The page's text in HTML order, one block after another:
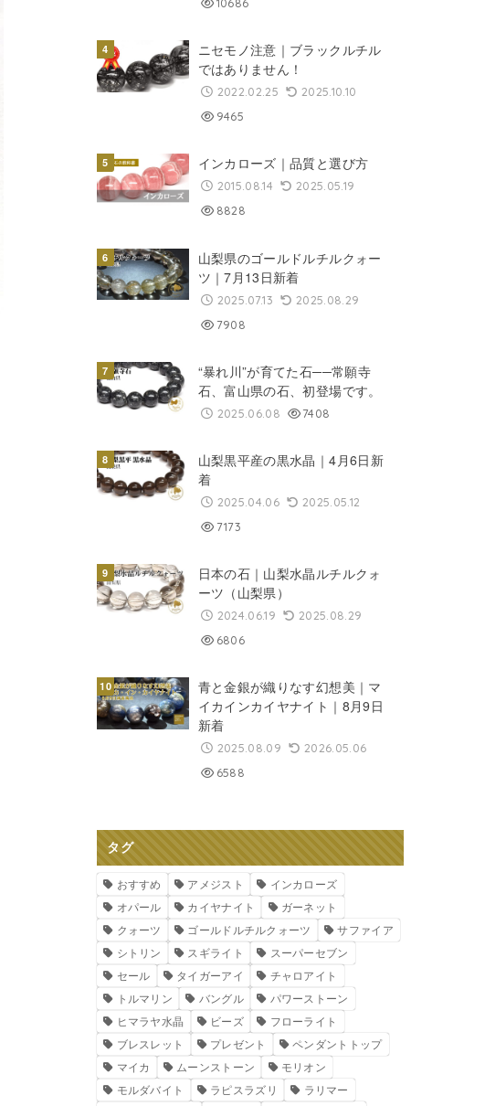
ニセモノ注意｜ブラックルチル
ではありません！
2022.02.25
2025.10.10
9465
インカローズ｜品質と選び方
2015.08.14
2025.05.19
8828
山梨県のゴールドルチルクォー
ツ｜7月13日新着
2025.07.13
2025.08.29
7908
“暴れ川”が育てた石──常願寺
石、富山県の石、初登場です。
2025.06.08 7408
山梨黒平産の黒水晶｜4月6日新
着
2025.04.06
2025.05.12
7173
日本の石｜山梨水晶ルチルクォ
ーツ（山梨県）
2024.06.19
2025.08.29
6806
青と金銀が織りなす幻想美｜マ
イカインカイヤナイト｜8月9日
新着
2025.08.09
2026.05.06
6588
タグ
おすすめ アメジスト
インカローズ
オパール
カイヤナイト
ガーネット
クォーツ
ゴールドルチルクォーツ
サファイア
シトリン
スギライト
スーパーセブン
セール
タイガーアイ
チャロアイト
トルマリン
バングル
パワーストーン
ヒマラヤ水晶
ビーズ
フローライト
ブレスレット
プレゼント
ペンダントトップ
マイカ
ムーンストーン
モリオン
モルダバイト
ラピスラズリ
ラリマー